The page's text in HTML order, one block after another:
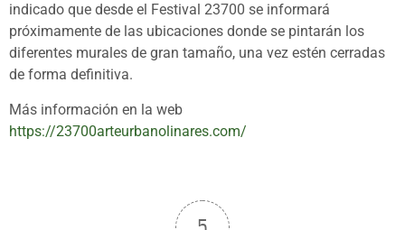
indicado que desde el Festival 23700 se informará
próximamente de las ubicaciones donde se pintarán los
diferentes murales de gran tamaño, una vez estén cerradas
de forma definitiva.
Más información en la web
https://23700arteurbanolinares.com/